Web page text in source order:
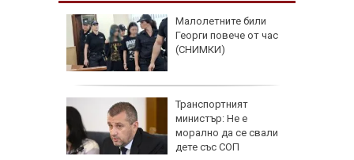
Малолетните били
Георги повече от час
(СНИМКИ)
Транспортният
министър: Не е
морално да се свали
дете със СОП